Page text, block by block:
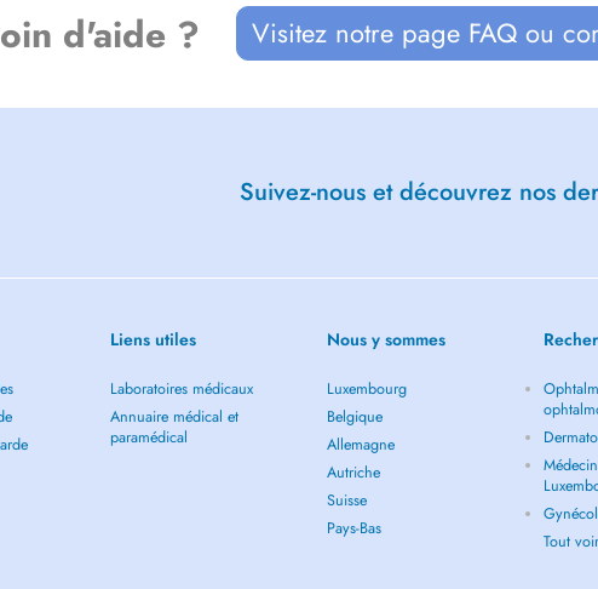
d'aide ? Visitez notre page FAQ ou
Suivez-nous et découvrez nos
Liens utiles
Laboratoires médicaux
Annuaire médical et
paramédical
Nous y sommes
Luxembourg
Belgique
Allemagne
Autriche
Suisse
Pays-Bas
Tout